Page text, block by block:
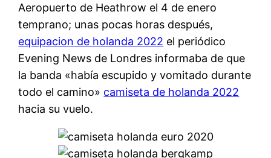
Aeropuerto de Heathrow el 4 de enero
temprano; unas pocas horas después,
equipacion de holanda 2022 el periódico
Evening News de Londres informaba de que
la banda «había escupido y vomitado durante
todo el camino» camiseta de holanda 2022
hacia su vuelo.